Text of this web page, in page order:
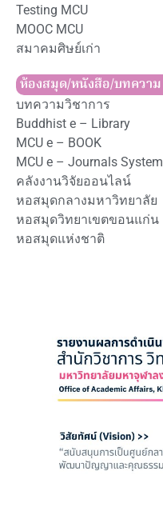
Testing MCU
MOOC MCU
สมาคมศิษย์เก่า
ห้องสมุด/หนังสือ/บทความ
บทความวิชาการ
Buddhist e – Library
MCU e – BOOK
MCU e – Journals System
คลังงานวิจัยออนไลน์
หอสมุดกลางมหาวิทยาลัย
หอสมุดวิทยาเขตขอนแก่น
หอสมุดแห่งชาติ